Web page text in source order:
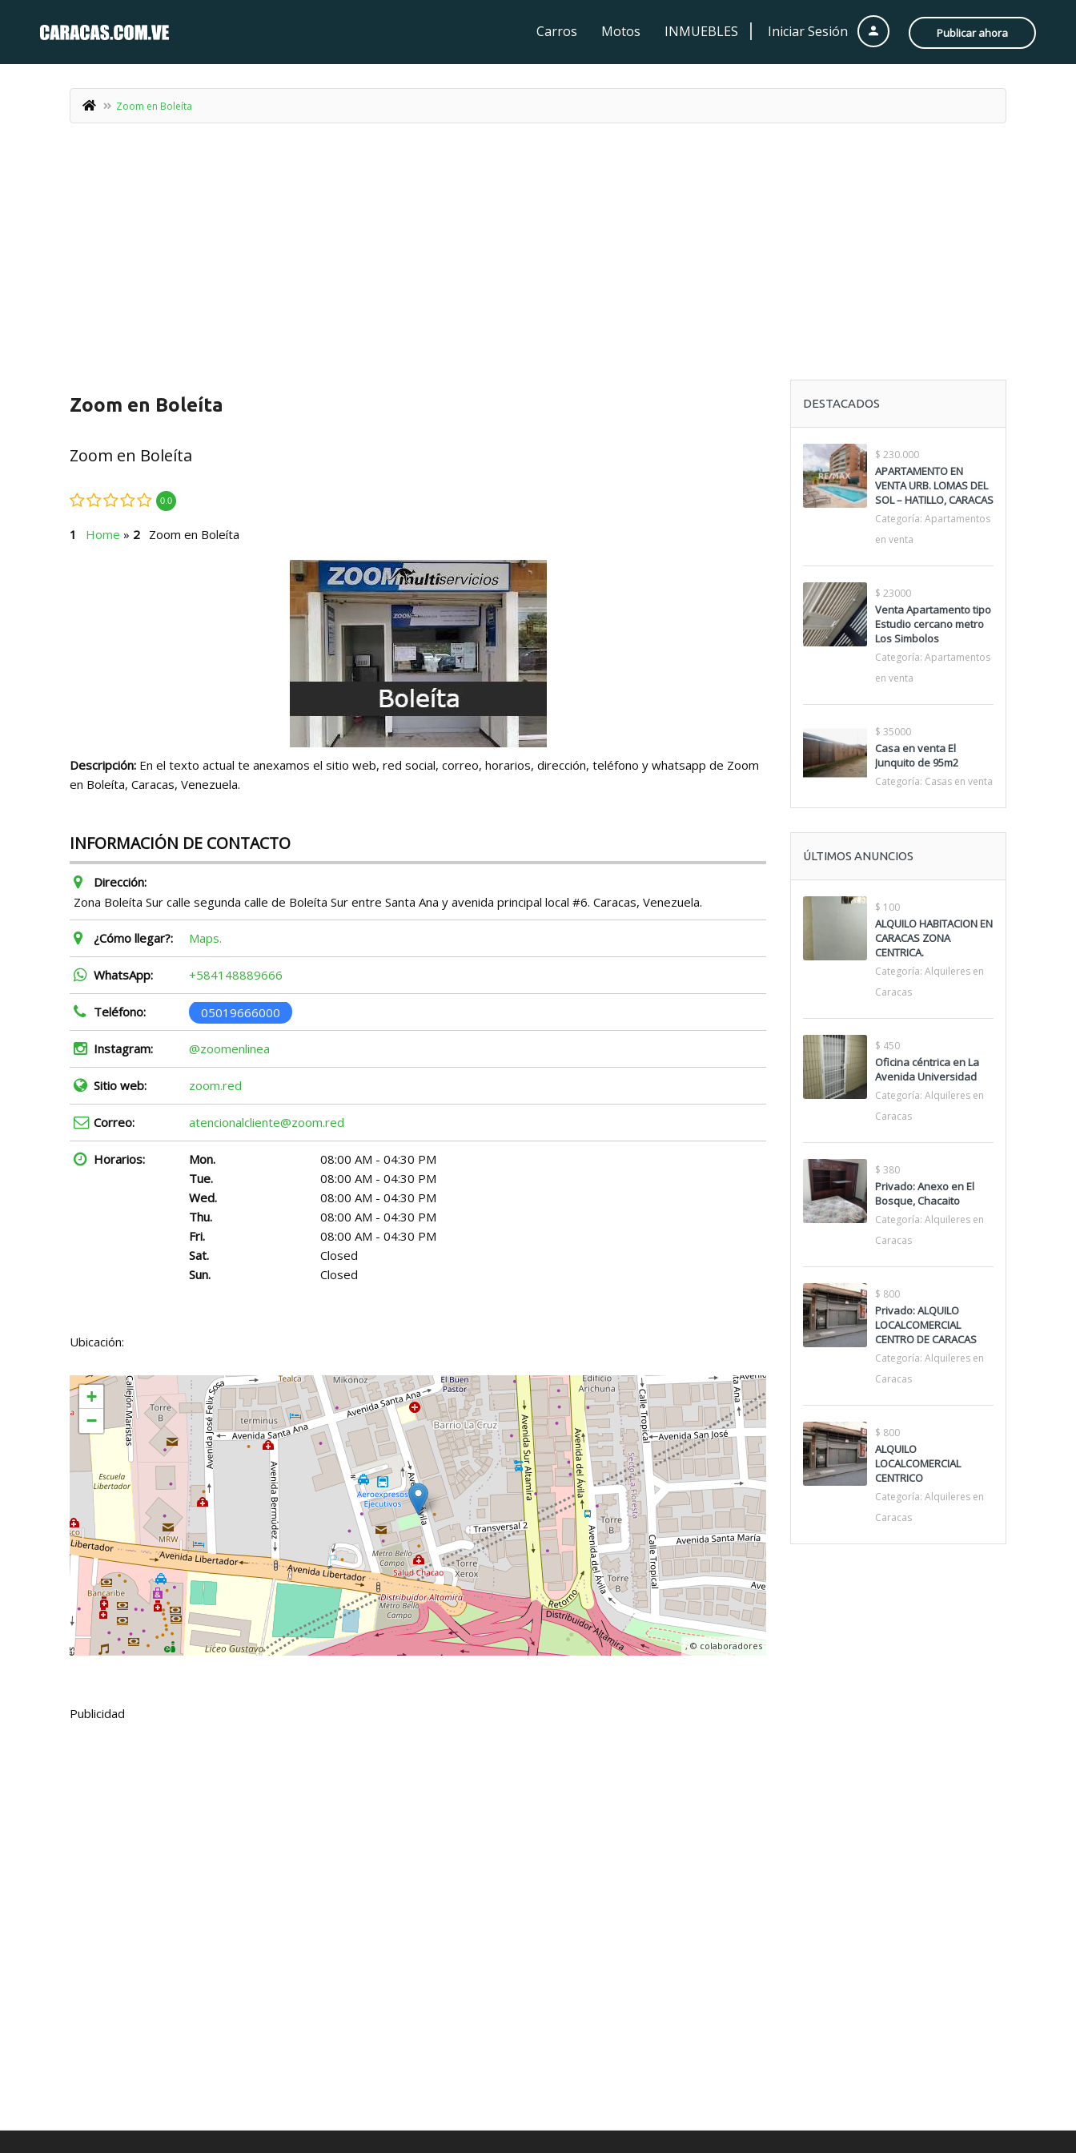
Iniciar Sesión Publicar ahora
Carros Motos INMUEBLES
Zoom en Boleíta
Zoom en Boleíta
Zoom en Boleíta
0.0
Home » Zoom en Boleíta
Descripción: En el texto actual te anexamos el sitio web, red social, correo, horarios, dirección, teléfono y whatsapp de Zoom
en Boleíta, Caracas, Venezuela.
INFORMACIÓN DE CONTACTO
Dirección:
Zona Boleíta Sur calle segunda calle de Boleíta Sur entre Santa Ana y avenida principal local #6. Caracas, Venezuela.
¿Cómo llegar?: Maps.
WhatsApp: +584148889666
Teléfono: 05019666000
Instagram: @zoomenlinea
Sitio web: zoom.red
Correo: atencionalcliente@zoom.red
Horarios: Mon.
08:00 AM - 04:30 PM
Tue.
08:00 AM - 04:30 PM
Wed.
08:00 AM - 04:30 PM
Thu.
08:00 AM - 04:30 PM
Fri.
08:00 AM - 04:30 PM
Sat.
Closed
Sun.
Closed
Ubicación:
+
−
, ©colaboradores
Publicidad
DESTACADOS
$ 230.000
APARTAMENTO EN
VENTA URB. LOMAS DEL
SOL – HATILLO, CARACAS
Categoría: Apartamentos
en venta
$ 23000
Venta Apartamento tipo
Estudio cercano metro
Los Simbolos
Categoría: Apartamentos
en venta
$ 35000
Casa en venta El
Junquito de 95m2
Categoría: Casas en venta
ÚLTIMOS ANUNCIOS
$ 100
ALQUILO HABITACION EN
CARACAS ZONA
CENTRICA.
Categoría: Alquileres en
Caracas
$ 450
Oficina céntrica en La
Avenida Universidad
Categoría: Alquileres en
Caracas
$ 380
Privado: Anexo en El
Bosque, Chacaito
Categoría: Alquileres en
Caracas
$ 800
Privado: ALQUILO
LOCALCOMERCIAL
CENTRO DE CARACAS
Categoría: Alquileres en
Caracas
$ 800
ALQUILO
LOCALCOMERCIAL
CENTRICO
Categoría: Alquileres en
Caracas